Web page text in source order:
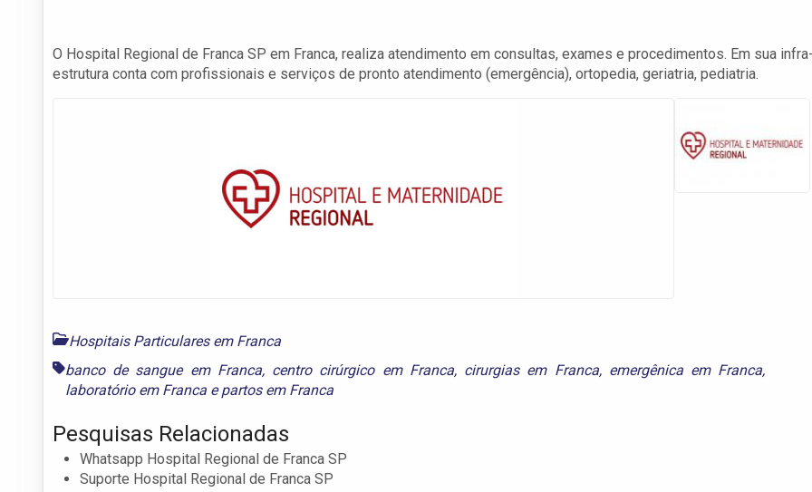
O Hospital Regional de Franca SP em Franca, realiza atendimento em consultas, exames e procedimentos. Em sua
estrutura conta com profissionais e serviços de pronto atendimento (emergência), ortopedia, geriatria, pediatria.
Hospitais Particulares em Franca
banco de sangue em Franca, centro cirúrgico em Franca, cirurgias em Franca, emergênica em Franca,
laboratório em Franca epartos em Franca
Pesquisas Relacionadas
Whatsapp Hospital Regional de Franca SP
Suporte Hospital Regional de Franca SP